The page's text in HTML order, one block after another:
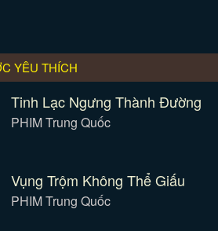
YÊU THÍCH
Tinh Lạc Ngưng Thành Đường
PHIM Trung Quốc
Vụng Trộm Không Thể Giấu
PHIM Trung Quốc